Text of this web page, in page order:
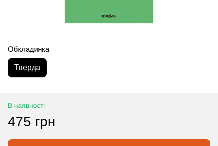
Обкладинка
Тверда
В наявності
475 грн